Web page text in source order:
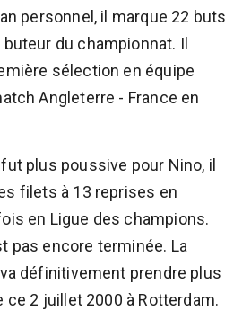
personnel, il marque 22 buts
du championnat. Il
sélection en équipe
Angleterre - France en
plus poussive pour Nino, il
filets à 13 reprises en
en Ligue des champions.
pas encore terminée. La
définitivement prendre plus
ce 2 juillet 2000 à Rotterdam.